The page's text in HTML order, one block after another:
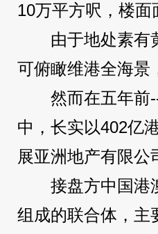
10万平方呎，楼
由于地处素有
可俯瞰维港全海景
然而在五年前
中，长实以402亿
展亚洲地产有限公
接盘方中国港
组成的联合体，主